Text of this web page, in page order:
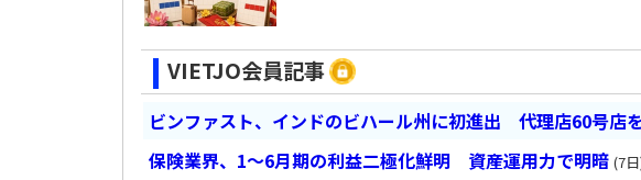
VIETJO会員記事
ビンファスト、インドのビハール州に初進出 代理店60号店
保険業界、1～6月期の利益二極化鮮明 資産運用力で明暗 (7